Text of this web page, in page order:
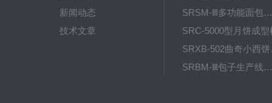
新闻动态
技术文章
SRSM-Ⅲ多功能面包生产线 酥饼机
SRC-5000型月饼成型
SRBM-Ⅲ包子生产线（包子机）